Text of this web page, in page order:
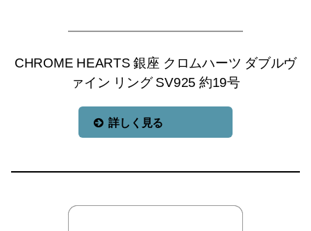
CHROME HEARTS 銀座 クロムハーツ ダブルヴ
ァイン リング SV925 約19号
詳しく見る